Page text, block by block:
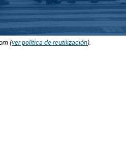
(ver política de reutilización).